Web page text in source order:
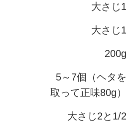
大さじ1
大さじ1
200g
5～7個（ヘタを
取って正味80g）
大さじ2と1/2